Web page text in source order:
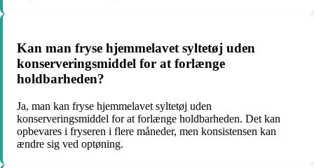
Kan man fryse hjemmelavet syltetøj uden
konserveringsmiddel for at forlænge
holdbarheden?
Ja, man kan fryse hjemmelavet syltetøj uden
konserveringsmiddel for at forlænge holdbarheden. Det kan
opbevares i fryseren i flere måneder, men konsistensen kan
ændre sig ved optøning.